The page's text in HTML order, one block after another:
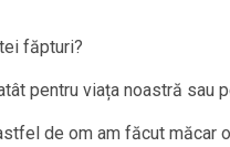
făpturi?
pentru viața noastră sau
de om am făcut măcar